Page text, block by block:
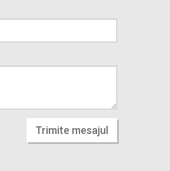
Trimite mesajul